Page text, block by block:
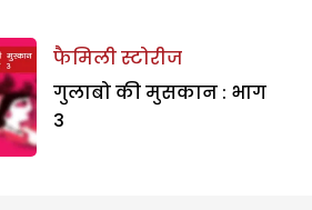
फैमिली स्टोरीज
गुलाबो की मुसकान : भाग
3